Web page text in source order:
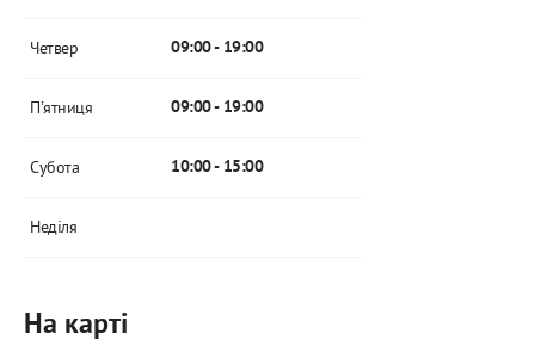
Четвер 09:00 - 19:00
Пʼятниця 09:00 - 19:00
Субота 10:00 - 15:00
Неділя
На карті